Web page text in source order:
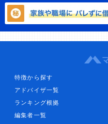
特徴から探す
アドバイザ一覧
ランキング根拠
編集者一覧